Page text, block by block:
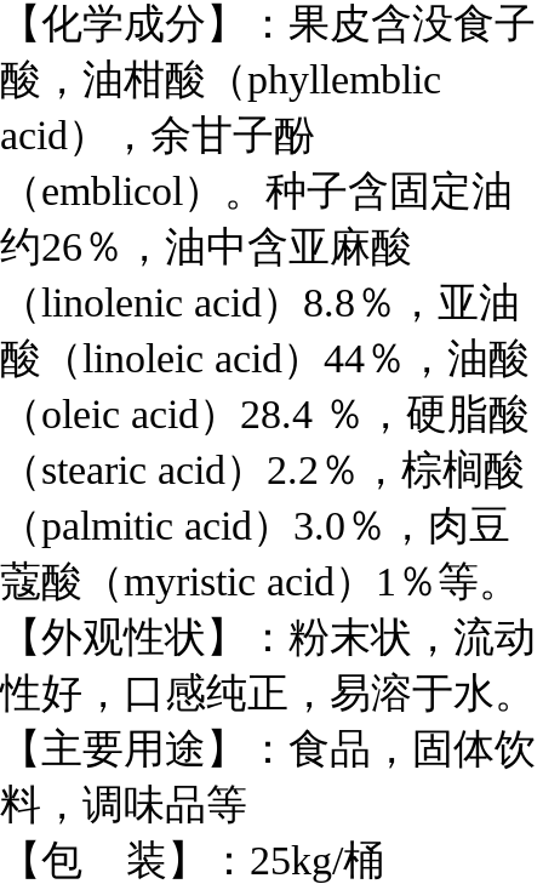
【化学成分】：果皮含没食子
酸，油柑酸（phyllemblic
acid），余甘子酚
（emblicol）。种子含固定油
约26％，油中含亚麻酸
（linolenic acid）8.8％，亚油
酸（linoleic acid）44％，油酸
（oleic acid）28.4 ％，硬脂酸
（stearic acid）2.2％，棕榈酸
（palmitic acid）3.0％，肉豆
蔻酸（myristic acid）1％等。
【外观性状】：粉末状，流动
性好，口感纯正，易溶于水。
【主要用途】：食品，固体饮
料，调味品等
【包 装】：25kg/桶